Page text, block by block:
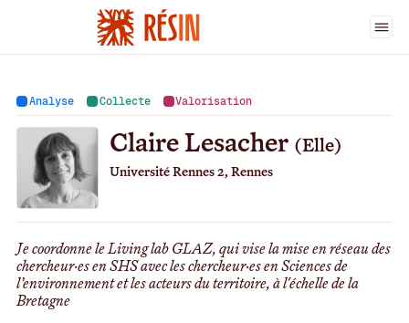
Claire Lesacher
Analyse Collecte Valorisation
Claire Lesacher (Elle)
Université Rennes 2, Rennes
Je coordonne le Living lab GLAZ, qui vise la mise en réseau des
chercheur·es en SHS avec les chercheur·es en Sciences de
l’environnement et les acteurs du territoire, à l'échelle de la
Bretagne